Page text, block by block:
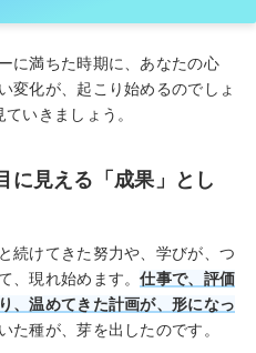
に満ちた時期に、あなたの心
変化が、起こり始めるのでしょ
いきましょう。
に見える「成果」とし
続けてきた努力や、学びが、つ
、現れ始めます。仕事で、評価
、温めてきた計画が、形になっ
た種が、芽を出したのです。